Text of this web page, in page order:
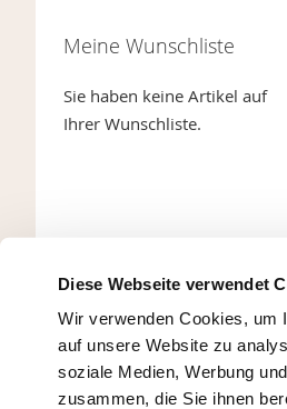
Diese Webseite verwendet
Wir verwenden Cookies, um
auf unsere Website zu
soziale Medien, Werbung
zusammen, die Sie ihnen
Meine Wunschliste
Sie haben keine Artikel auf
Ihrer Wunschliste.